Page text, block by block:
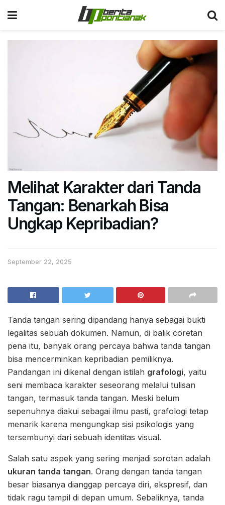
Melihat Karakter dari Tanda
Tangan: Benarkah Bisa
Ungkap Kepribadian?
September 22, 2025
Tanda tangan sering dipandang hanya sebagai bukti
legalitas sebuah dokumen. Namun, di balik coretan
pena itu, banyak orang percaya bahwa tanda tangan
bisa mencerminkan kepribadian pemiliknya.
Pandangan ini dikenal dengan istilah grafologi, yaitu
seni membaca karakter seseorang melalui tulisan
tangan, termasuk tanda tangan. Meski belum
sepenuhnya diakui sebagai ilmu pasti, grafologi tetap
menarik karena mengungkap sisi psikologis yang
tersembunyi dari sebuah identitas visual.
Salah satu aspek yang sering menjadi sorotan adalah
ukuran tanda tangan. Orang dengan tanda tangan
besar biasanya dianggap percaya diri, ekspresif, dan
tidak ragu tampil di depan umum. Sebaliknya, tanda